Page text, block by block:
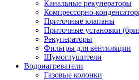
Канальные рекуператоры
Компрессорно-
Приточные клапаны
Приточные установки
Рекуператоры
Фильтры для вентиляции
Шумоглушители
Водонагреватели
Газовые колонки